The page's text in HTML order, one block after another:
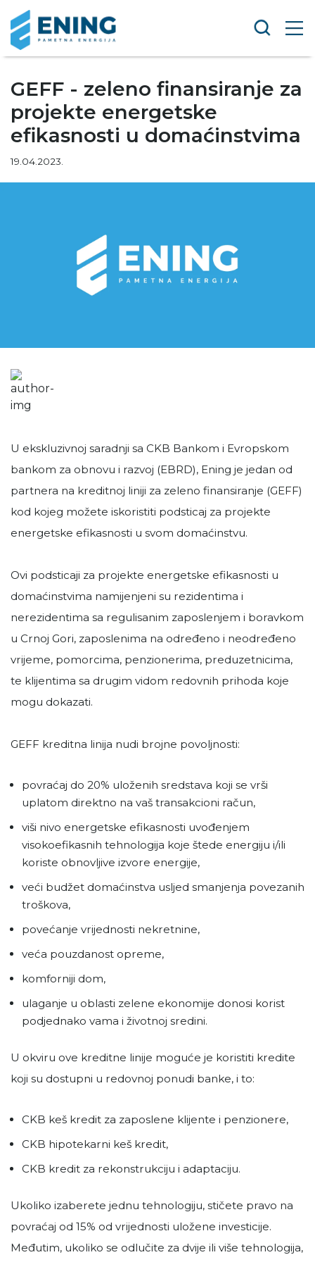
GEFF - zeleno finansiranje za
projekte energetske
efikasnosti u domaćinstvima
19.04.2023.
U ekskluzivnoj saradnji sa CKB Bankom i Evropskom
bankom za obnovu i razvoj (EBRD), Ening je jedan od
partnera na kreditnoj liniji za zeleno finansiranje (GEFF)
kod kojeg možete iskoristiti podsticaj za projekte
energetske efikasnosti u svom domaćinstvu.
Ovi podsticaji za projekte energetske efikasnosti u
domaćinstvima namijenjeni su rezidentima i
nerezidentima sa regulisanim zaposlenjem i boravkom
u Crnoj Gori, zaposlenima na određeno i neodređeno
vrijeme, pomorcima, penzionerima, preduzetnicima,
te klijentima sa drugim vidom redovnih prihoda koje
mogu dokazati.
GEFF kreditna linija nudi brojne povoljnosti:
povraćaj do 20% uloženih sredstava koji se vrši
uplatom direktno na vaš transakcioni račun,
viši nivo energetske efikasnosti uvođenjem
visokoefikasnih tehnologija koje štede energiju i/ili
koriste obnovljive izvore energije,
veći budžet domaćinstva usljed smanjenja povezanih
troškova,
povećanje vrijednosti nekretnine,
veća pouzdanost opreme,
komforniji dom,
ulaganje u oblasti zelene ekonomije donosi korist
podjednako vama i životnoj sredini.
U okviru ove kreditne linije moguće je koristiti kredite
koji su dostupni u redovnoj ponudi banke, i to:
CKB keš kredit za zaposlene klijente i penzionere,
CKB hipotekarni keš kredit,
CKB kredit za rekonstrukciju i adaptaciju.
Ukoliko izaberete jednu tehnologiju, stičete pravo na
povraćaj od 15% od vrijednosti uložene investicije.
Međutim, ukoliko se odlučite za dvije ili više tehnologija,